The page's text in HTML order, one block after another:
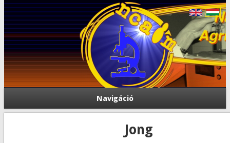
Navigáció
Jong